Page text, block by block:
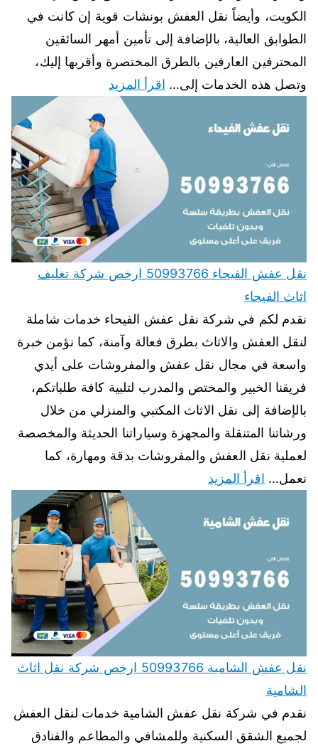
الكويت، وأيضاً نقل العفش بونشات قوية إن كانت في
الطوابق العالية، بالإضافة إلى تأمين أمهر السائقين
المحترفين العارفين بالطرق المختصرة وأقربها إليك،
وتصل هذه الخدمات إلى… اقرأ المزيد
نقل عفش الفيحاء 50993766 ارخص شركة تغليف
اثاث الفيحاء
نقدم لكم في شركة نقل عفش الفيحاء خدمات شاملة
لنقل العفش والاثاث بطرق فعالة وآمنة، كما نؤمن خبرة
واسعة في مجال نقل عفش والمفروشات على أيدي
فريقنا الخبير والمختص والمدرب لتلبية كافة طلباتكم،
بالإضافة إلى نقل الاثاث المكتبي والمنزلي من خلال
ورشاتنا المتنقلة والمجهزة وسياراتنا الحديثة والمخصصة
لعملية نقل العفش والمفروشات بدقة ومهارة، كما
نعمل… اقرأ المزيد
نقل عفش الشامية 50993766 ارخص شركة نقل اثاث
الشامية
نقدم في شركة نقل عفش الشامية خدمات لنقل العفش
لجميع الشقق السكنية وللمشافي والمطاعم والفنادق